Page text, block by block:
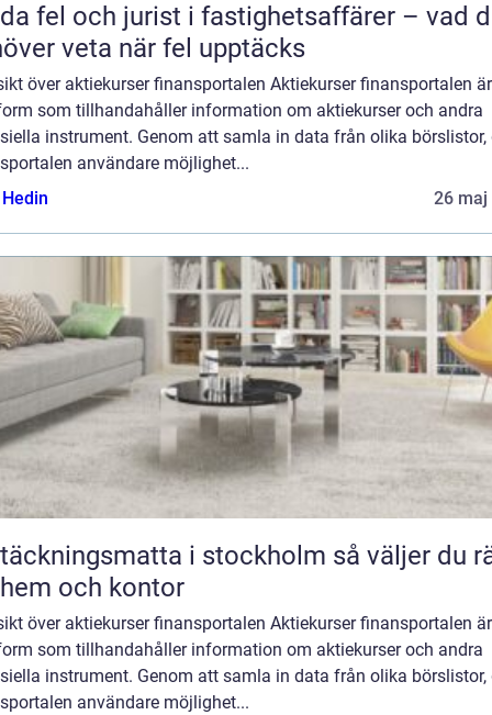
fel och jurist i fastighetsaffärer – vad
veta när fel upptäcks
över aktiekurser finansportalen Aktiekurser finansportalen
som tillhandahåller information om aktiekurser och andra
instrument. Genom att samla in data från olika börslistor,
användare möjlighet...
26 maj
i stockholm så väljer du rätt
och kontor
över aktiekurser finansportalen Aktiekurser finansportalen
som tillhandahåller information om aktiekurser och andra
instrument. Genom att samla in data från olika börslistor,
användare möjlighet...